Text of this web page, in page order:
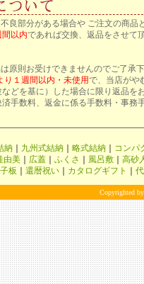
良部分がある場合や ご注文の商品
以内であれば交換、返品をさせて
原則お受けできませんのでご了承
り１週間以内・未使用で、当店がや
どを基に）した場合に限り返品を
手数料、返金に係る手数料・事務
納 九州式結納 略式結納
コンパ
由美 広蓋 ふくさ 風呂敷
高砂
板 還暦祝い カタログギフト
Copyrighted